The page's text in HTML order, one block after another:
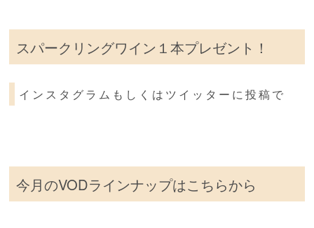
スパークリングワイン１本プレゼント！
インスタグラムもしくはツイッターに投稿で
今月のVODラインナップはこちらから